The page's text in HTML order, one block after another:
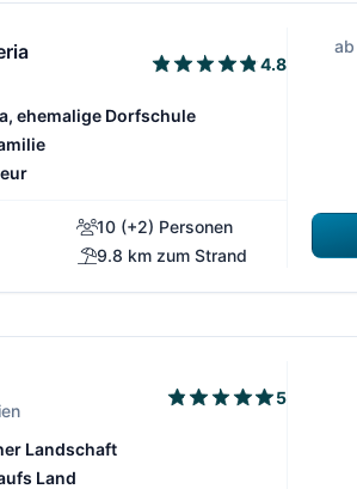
4.8
ehemalige Dorfschule
10 (+2) Personen
9.8 km zum Strand
ab
5
Landschaft
Land